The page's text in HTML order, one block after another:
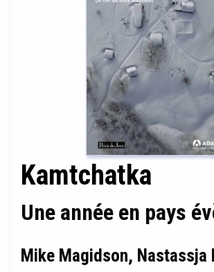
Kamtchatka
Une année en pays
Mike Magidson, Nastassja